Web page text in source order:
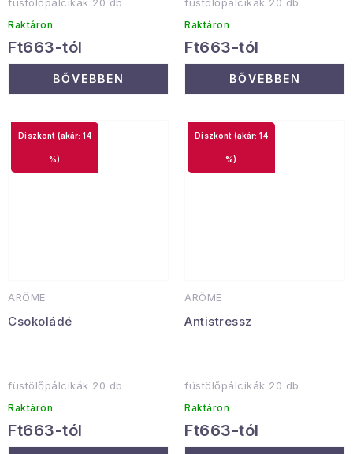
Raktáron
Ft663-tól
BŐVEBBEN
Raktáron
Ft663-tól
BŐVEBBEN
ARÔME
Csokoládé
(akár: 14
%)
füstölőpálcikák 20 db
Raktáron
Ft663-tól
ARÔME
Antistressz
(akár: 14
%)
füstölőpálcikák 20 db
Raktáron
Ft663-tól